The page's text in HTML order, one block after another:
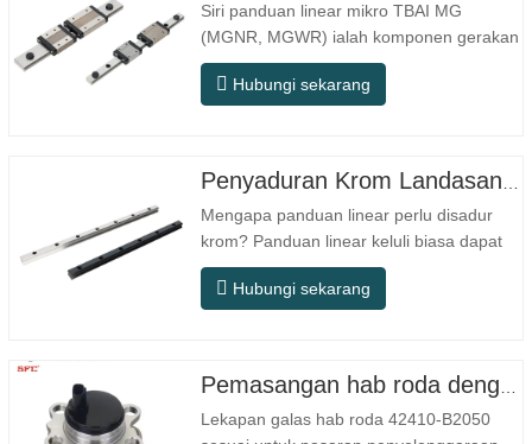
Siri panduan linear mikro TBAI MG
(MGNR, MGWR) ialah komponen gerakan
linear berprestasi tinggi yang direka
khusus untuk peralatan kecil berketepatan
kedudukan tinggi, dan ruang pemasangan
yang kecil. MGNR direka dengan…
Hubungi sekarang
Mengapa panduan linear perlu disadur
krom? Panduan linear keluli biasa dapat
memenuhi keperluan operasi asas dalam
persekitaran kering dalaman
automasi, mesin alat ketepatan, peralatan
luar, bengkel pemprosesan lembap, dan…
Hubungi sekarang
Lekapan galas hab roda 42410-B2050